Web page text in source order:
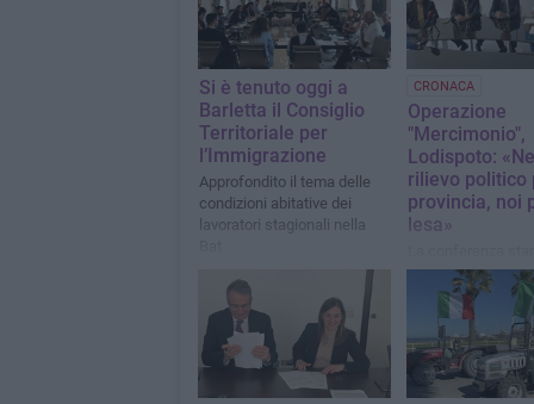
Si è tenuto oggi a
Barletta il Consiglio
Territoriale per
l’Immigrazione
Approfondito il tema delle
condizioni abitative dei
lavoratori stagionali nella
CRONACA
Operazione
"Mercimonio",
Lodispoto:
rilievo politico
provincia, noi
lesa»
presidente della